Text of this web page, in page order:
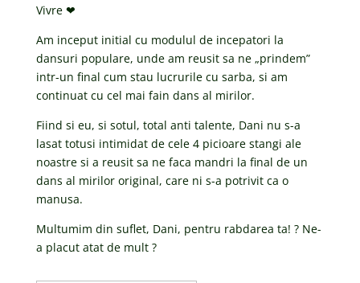
Vivre ❤
Am inceput initial cu modulul de incepatori la
dansuri populare, unde am reusit sa ne „prindem”
intr-un final cum stau lucrurile cu sarba, si am
continuat cu cel mai fain dans al mirilor.
Fiind si eu, si sotul, total anti talente, Dani nu s-a
lasat totusi intimidat de cele 4 picioare stangi ale
noastre si a reusit sa ne faca mandri la final de un
dans al mirilor original, care ni s-a potrivit ca o
manusa.
Multumim din suflet, Dani, pentru rabdarea ta! ? Ne-
a placut atat de mult ?